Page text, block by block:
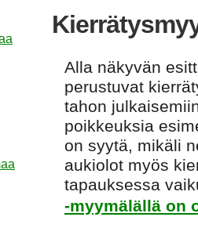
Alla näkyvän
perustuvat
tahon
poikkeuksia
on syytä, mikäli
aukiolot myös
tapauksessa
-myymälällä on